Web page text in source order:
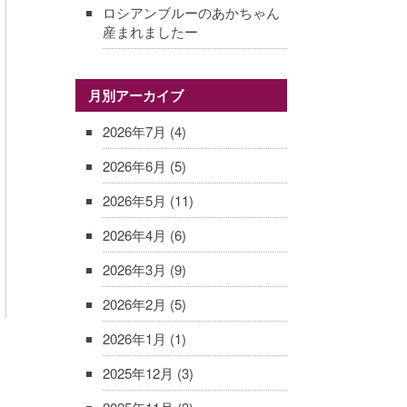
ロシアンブルーのあかちゃん
産まれましたー
月別アーカイブ
2026年7月 (4)
2026年6月 (5)
2026年5月 (11)
2026年4月 (6)
2026年3月 (9)
2026年2月 (5)
2026年1月 (1)
2025年12月 (3)